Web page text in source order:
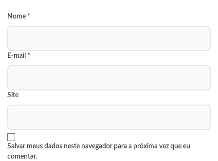
Nome *
E-mail *
Site
Salvar meus dados neste navegador para a próxima vez que eu
comentar.